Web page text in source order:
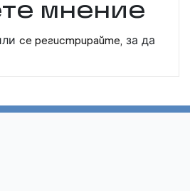
мнение
се регистрирайте, за да